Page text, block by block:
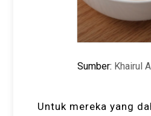
Sumber: Khairul
Untuk mereka yang